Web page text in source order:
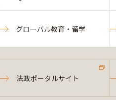
グローバル教育・留学
法政ポータルサイト